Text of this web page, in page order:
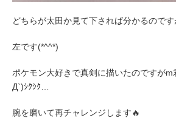
どちらが太田か見て下されば分かるのです
左です(*^^*)
ポケモン大好きで真剣に描いたのですがm
Д`)ｼｸｼｸ…
腕を磨いて再チャレンジします🔥